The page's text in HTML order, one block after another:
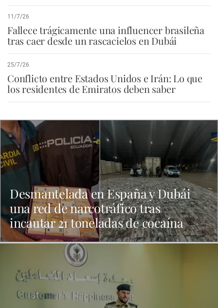
11/7/26
Fallece trágicamente una influencer brasileña
tras caer desde un rascacielos en Dubái
25/7/26
Conflicto entre Estados Unidos e Irán: Lo que
los residentes de Emiratos deben saber
Desmantelada en España y Dubái
una red de narcotráfico tras
incautar 21 toneladas de cocaína